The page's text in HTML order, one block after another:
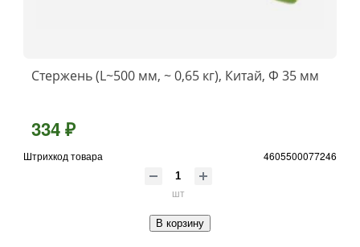
Стержень (L~500 мм, ~ 0,65 кг), Китай, Ф 35 мм
334 ₽
Штрихкод товара 4605500077246
шт
В корзину